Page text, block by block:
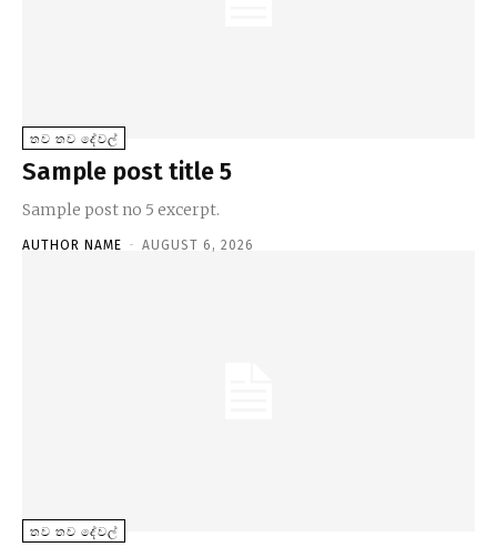
තව තව දේවල්
Sample post title 5
Sample post no 5 excerpt.
AUTHOR NAME - AUGUST 6, 2026
තව තව දේවල්